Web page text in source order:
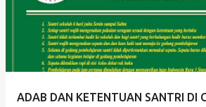
ADAB DAN KETENTUAN SANTRI DI